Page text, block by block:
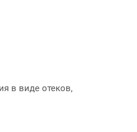
в виде отеков,